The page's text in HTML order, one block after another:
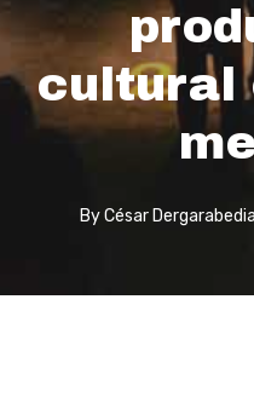
cultural
By César